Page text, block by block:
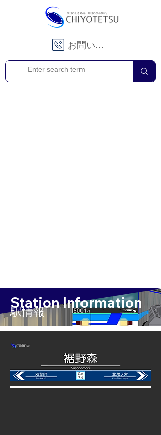
お問い合わせ
Station Information
​駅情報